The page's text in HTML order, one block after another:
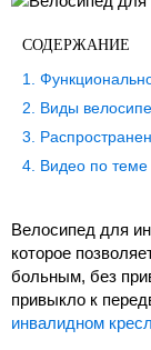
СОДЕРЖАНИЕ
Виды
Видео по теме
Велосипед для
которое
больным, без
привыкло к
инвалидном